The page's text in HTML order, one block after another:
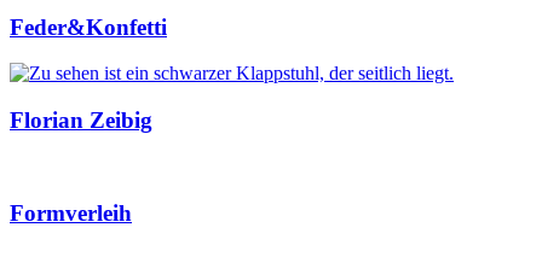
Feder&Konfetti
Florian Zeibig
Formverleih